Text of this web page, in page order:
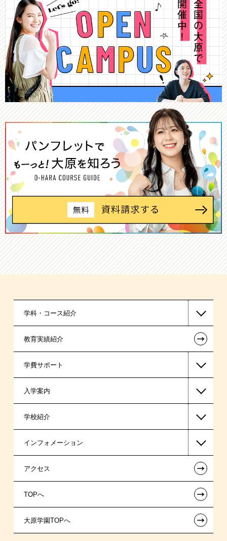
学科・コース紹介
国家公務員・地方公務員系
警察官・消防官系
税理士系
ビジネス系
東京経営大学 学士取得コース
教育実績紹介 ←
学費サポート
高等教育の修学支援新制度
日本学生支援機構の奨学金
国の教育ローン
提携教育ローン
新聞奨学生
試験による特待生制度
入学案内
一般入学
AO入学
指定校推薦入学
指定校自己推薦入学
特別推薦入学
学校紹介
在校生からあなたへ
夢を叶えた先輩たち
施設・研修所
大原の資格サポート制度
インフォメーション
お知らせ・新着情報
在校生へのお知らせ
各種証明書の発行ご希望の方
アクセス ←
TOPへ ←
大原学園TOPへ ←